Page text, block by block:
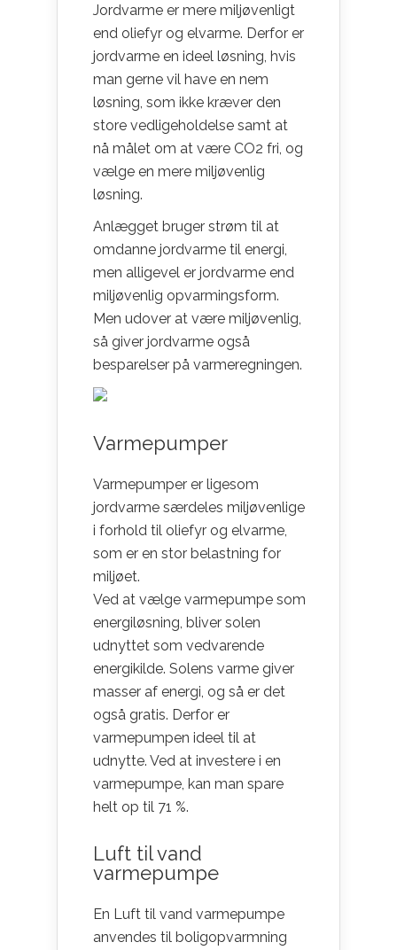
Jordvarme er mere miljøvenligt
end oliefyr og elvarme. Derfor er
jordvarme en ideel løsning, hvis
man gerne vil have en nem
løsning, som ikke kræver den
store vedligeholdelse samt at
nå målet om at være CO2 fri, og
vælge en mere miljøvenlig
løsning.
Anlægget bruger strøm til at
omdanne jordvarme til energi,
men alligevel er jordvarme end
miljøvenlig opvarmingsform.
Men udover at være miljøvenlig,
så giver jordvarme også
besparelser på varmeregningen.
Varmepumper
Varmepumper er ligesom
jordvarme særdeles miljøvenlige
i forhold til oliefyr og elvarme,
som er en stor belastning for
miljøet.
Ved at vælge varmepumpe som
energiløsning, bliver solen
udnyttet som vedvarende
energikilde. Solens varme giver
masser af energi, og så er det
også gratis. Derfor er
varmepumpen ideel til at
udnytte. Ved at investere i en
varmepumpe, kan man spare
helt op til 71 %.
Luft til vand
varmepumpe
En Luft til vand varmepumpe
anvendes til boligopvarmning